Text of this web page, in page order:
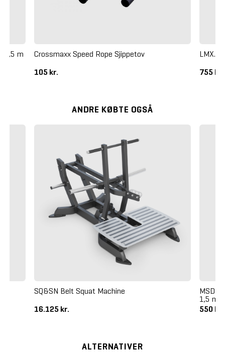
2,5 m
Crossmaxx Speed Rope Sjippetov
105 kr.
LMX.
755 kr.
ANDRE KØBTE OGSÅ
SQ&SN Belt Squat Machine
16.125 kr.
MSD-
1,5 m
550 kr.
ALTERNATIVER